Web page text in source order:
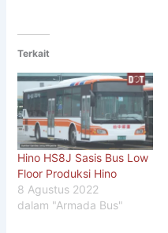
Terkait
Hino HS8J Sasis Bus Low
Floor Produksi Hino
8 Agustus 2022
dalam "Armada Bus"